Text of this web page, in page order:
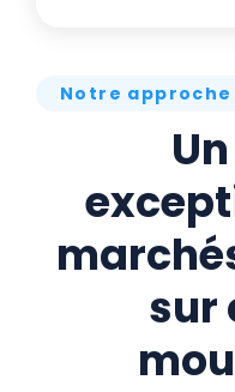
Notre approche
sur